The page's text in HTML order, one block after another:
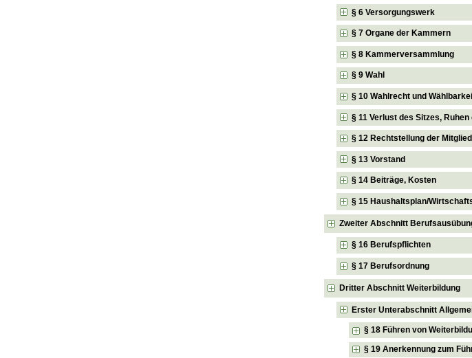
§ 6 Versorgungswerk
§ 7 Organe der Kammern
§ 8 Kammerversammlung
§ 9 Wahl
§ 10 Wahlrecht und
§ 11 Verlust des Sitzes, Ruhen
§ 12 Rechtstellung der
§ 13 Vorstand
§ 14 Beiträge, Kosten
§ 15 Haushaltsplan/
Zweiter Abschnitt
§ 16 Berufspflichten
§ 17 Berufsordnung
Dritter Abschnitt Weiterbildung
Erster Unterabschnitt
§ 18 Führen von
§ 19 Anerkennung zum